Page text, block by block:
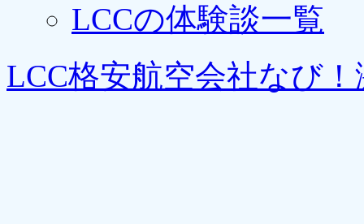
LCCの体験談一覧
LCC格安航空会社なび